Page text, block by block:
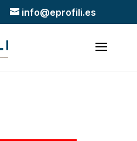
info@eprofili.es